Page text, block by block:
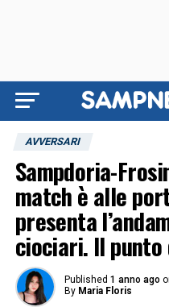
AVVERSARI
Sampdoria-
match è alle
presenta
ciociari. Il punto
Published 1 anno ago
By Maria Floris